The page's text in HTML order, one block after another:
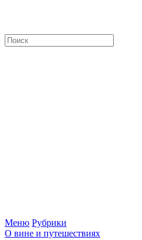
Меню Рубрики
О вине и путешествиях